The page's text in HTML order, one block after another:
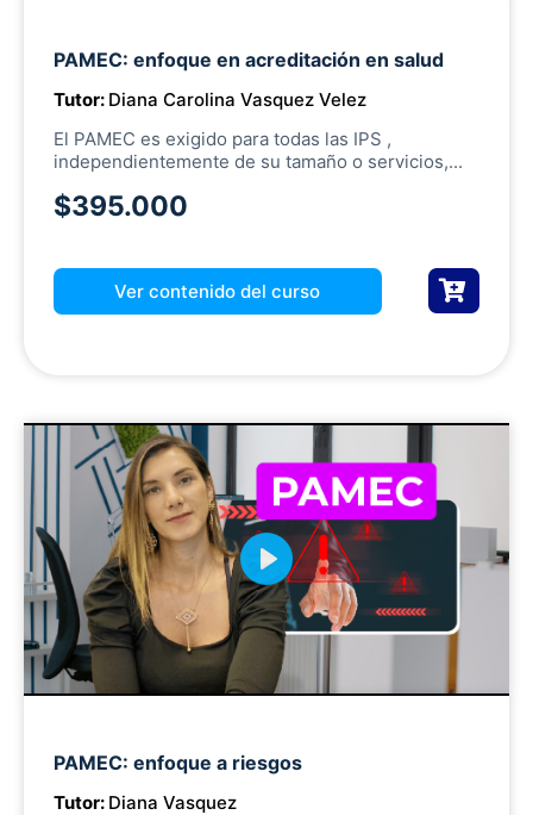
u
t
e
PAMEC: enfoque en acreditación en salud
Tutor: Diana Carolina Vasquez Velez
El PAMEC es exigido para todas las IPS ,
independientemente de su tamaño o servicios,...
$395.000
Ver contenido del curso
P
l
y
PAMEC: enfoque a riesgos
Tutor: Diana Vasquez